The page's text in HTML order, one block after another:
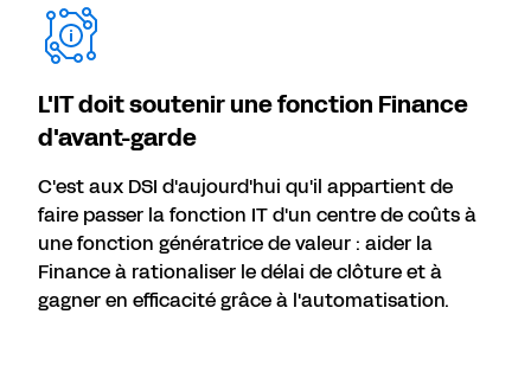
L'IT doit soutenir une fonction Finance
d'avant-garde
C'est aux DSI d'aujourd'hui qu'il appartient de
faire passer la fonction IT d'un centre de coûts à
une fonction génératrice de valeur : aider la
Finance à rationaliser le délai de clôture et à
gagner en efficacité grâce à l'automatisation.